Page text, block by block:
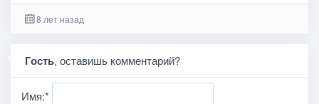
8 лет назад
Гость, оставишь комментарий?
Имя:*